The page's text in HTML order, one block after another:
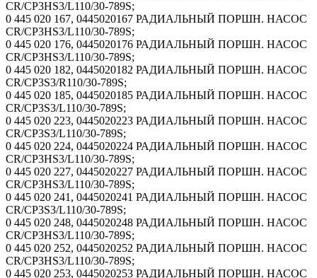
CR/CP3HS3/L110/30-789S;
0 445 020 167, 0445020167 РАДИАЛЬНЫЙ ПОРШН. НАСОС
CR/CP3HS3/L110/30-789S;
0 445 020 176, 0445020176 РАДИАЛЬНЫЙ ПОРШН. НАСОС
CR/CP3HS3/L110/30-789S;
0 445 020 182, 0445020182 РАДИАЛЬНЫЙ ПОРШН. НАСОС
CR/CP3S3/R110/30-789S;
0 445 020 185, 0445020185 РАДИАЛЬНЫЙ ПОРШН. НАСОС
CR/CP3S3/L110/30-789S;
0 445 020 223, 0445020223 РАДИАЛЬНЫЙ ПОРШН. НАСОС
CR/CP3S3/L110/30-789S;
0 445 020 224, 0445020224 РАДИАЛЬНЫЙ ПОРШН. НАСОС
CR/CP3HS3/L110/30-789S;
0 445 020 227, 0445020227 РАДИАЛЬНЫЙ ПОРШН. НАСОС
CR/CP3HS3/L110/30-789S;
0 445 020 241, 0445020241 РАДИАЛЬНЫЙ ПОРШН. НАСОС
CR/CP3S3/L110/30-789S;
0 445 020 248, 0445020248 РАДИАЛЬНЫЙ ПОРШН. НАСОС
CR/CP3HS3/L110/30-789S;
0 445 020 252, 0445020252 РАДИАЛЬНЫЙ ПОРШН. НАСОС
CR/CP3HS3/L110/30-789S;
0 445 020 253, 0445020253 РАДИАЛЬНЫЙ ПОРШН. НАСОС